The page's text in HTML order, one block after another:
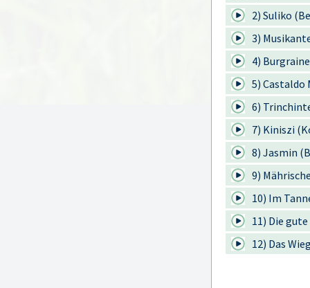
2) Suliko
3)
4)
5) Castaldo
6)
7) Kiniszi
8) Jasmin
9)
10) Im
11) Die
12) Das